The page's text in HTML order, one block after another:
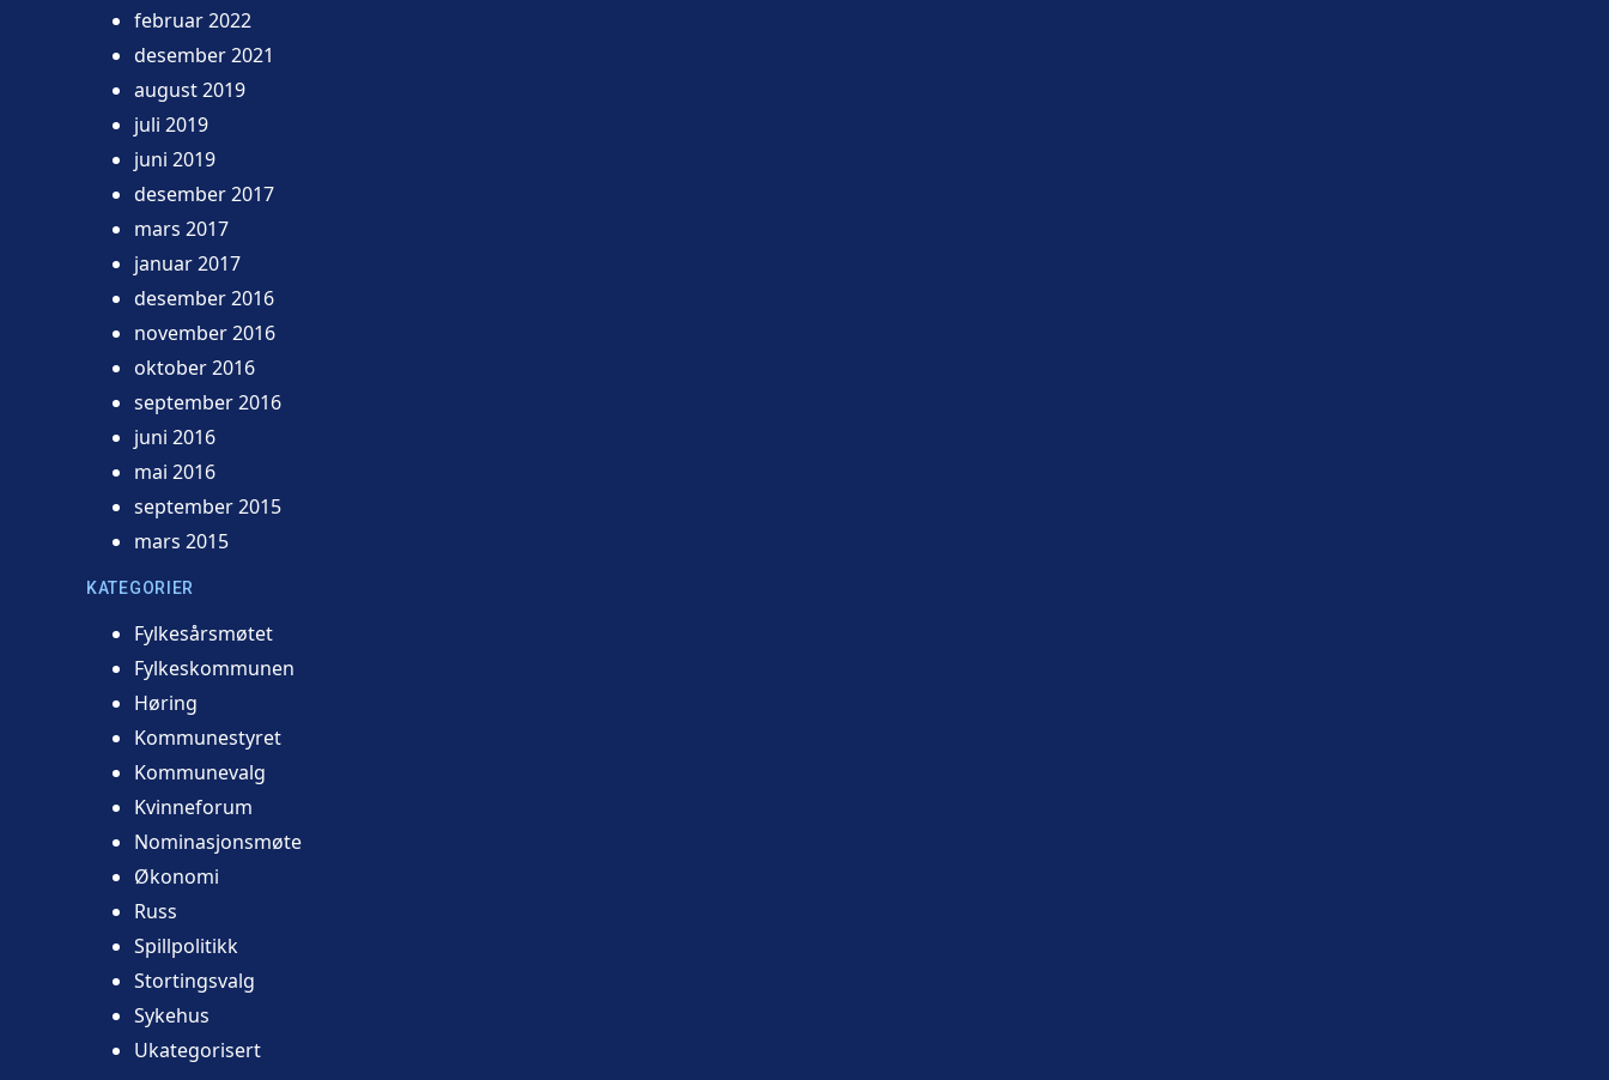
februar 2022
desember 2021
august 2019
juli 2019
juni 2019
desember 2017
mars 2017
januar 2017
desember 2016
november 2016
oktober 2016
september 2016
juni 2016
mai 2016
september 2015
mars 2015
KATEGORIER
Fylkesårsmøtet
Fylkeskommunen
Høring
Kommunestyret
Kommunevalg
Kvinneforum
Nominasjonsmøte
Økonomi
Russ
Spillpolitikk
Stortingsvalg
Sykehus
Ukategorisert